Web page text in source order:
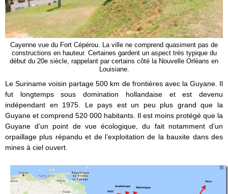
Cayenne vue du Fort Cépérou. La ville ne comprend quasiment pas de
constructions en hauteur. Certaines gardent un aspect très typique du
début du 20e siècle, rappelant par certains côté la Nouvelle Orléans en
Louisiane.
Le Suriname voisin partage 500 km de frontières avec la Guyane. Il
fut longtemps sous domination hollandaise et est devenu
indépendant en 1975. Le pays est un peu plus grand que la
Guyane et comprend 520 000 habitants. Il est moins protégé que la
Guyane d’un point de vue écologique, du fait notamment d’un
orpaillage plus répandu et de l’exploitation de la bauxite dans des
mines à ciel ouvert.